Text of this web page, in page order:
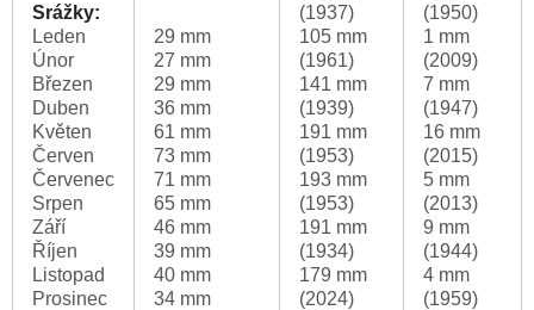
Srážky:
Leden
Únor
Březen
Duben
Květen
Červen
Červenec
Srpen
Září
Říjen
Listopad
Prosinec
29 mm
27 mm
29 mm
36 mm
61 mm
73 mm
71 mm
65 mm
46 mm
39 mm
40 mm
34 mm
(1937)
105 mm
(1961)
141 mm
(1939)
191 mm
(1953)
193 mm
(1953)
191 mm
(1934)
179 mm
(2024)
(1950)
1 mm
(2009)
7 mm
(1947)
16 mm
(2015)
5 mm
(2013)
9 mm
(1944)
4 mm
(1959)